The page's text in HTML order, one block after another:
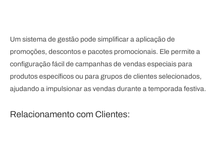
Um sistema de gestão pode simplificar a aplicação de
promoções, descontos e pacotes promocionais. Ele permite a
configuração fácil de campanhas de vendas especiais para
produtos específicos ou para grupos de clientes selecionados,
ajudando a impulsionar as vendas durante a temporada festiva.
Relacionamento com Clientes: